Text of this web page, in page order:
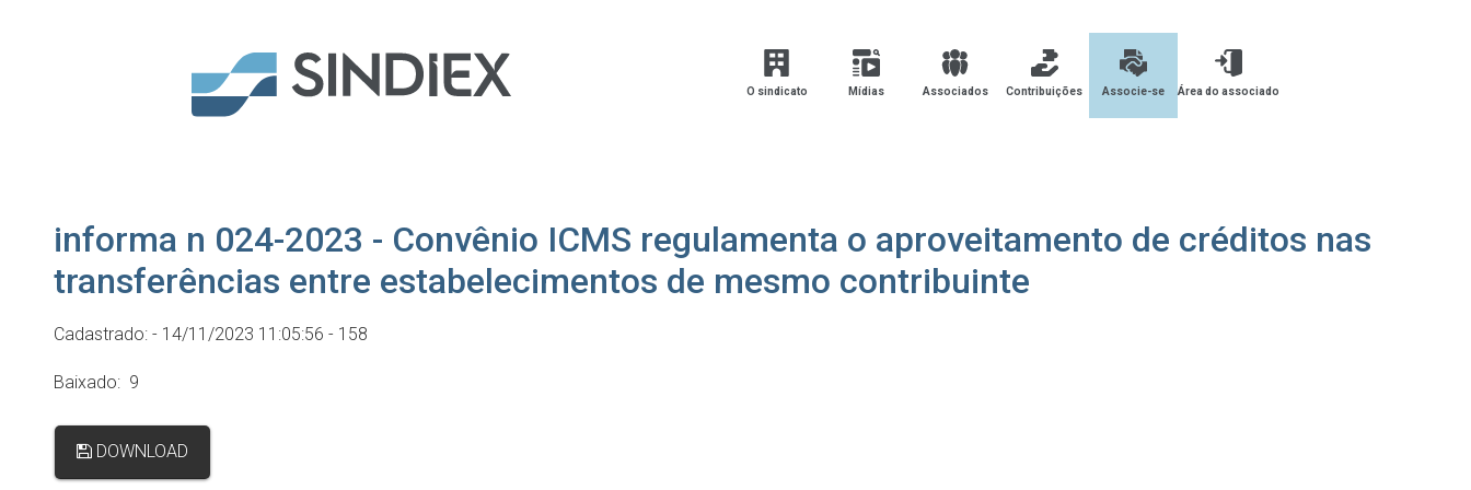
O sindicato Mídias Associados Contribuições Associe-se Área do associado
informa n 024-2023 - Convênio ICMS regulamenta o aproveitamento de créditos nas
transferências entre estabelecimentos de mesmo contribuinte
Cadastrado: - 14/11/2023 11:05:56 - 158
Baixado: 9
DOWNLOAD